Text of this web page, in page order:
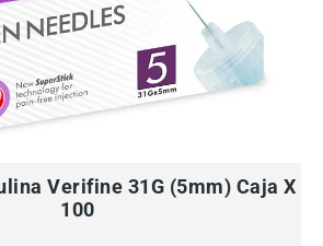
Verifine 31G (5mm) Caja X
100